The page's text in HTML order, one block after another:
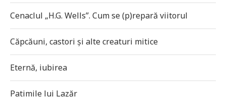
Cenaclul „H.G. Wells”. Cum se (p)repară viitorul
Căpcăuni, castori și alte creaturi mitice
Eternă, iubirea
Patimile lui Lazăr